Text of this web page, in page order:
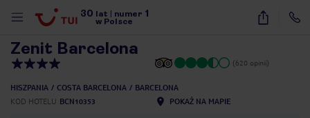
30 lat numer 1
w Polsce
27
Zenit Barcelona
(620 opinii)
HISZPANIA COSTA BARCELONA
BARCELONA
KOD HOTELU BCN10353 POKAŻ NA MAPIE